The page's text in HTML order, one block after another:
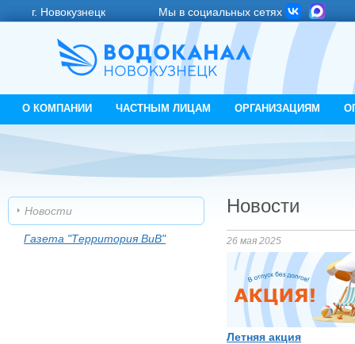
г. Новокузнецк Мы в социальных сетях
О КОМПАНИИ ЧАСТНЫМ ЛИЦАМ ОРГАНИЗАЦИЯМ
Новости
Газета "Территория ВиВ"
Новости
26 мая 2025
Летняя акция